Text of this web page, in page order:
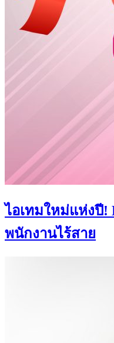
ไอเทมใหม่แห่งปี!
พนักงานไร้สาย